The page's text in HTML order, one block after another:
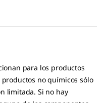
para los productos
no químicos sólo
limitada. Si no hay